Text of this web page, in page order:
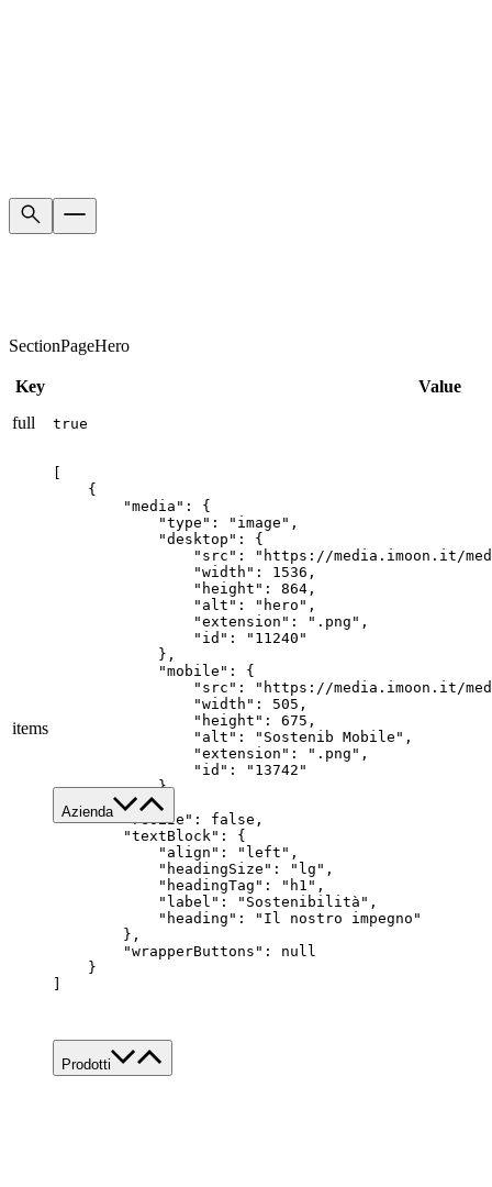
Azienda
Chi siamo
Made in Italy
Sostenibilità
News & Media
Prodotti
SectionPageHero
Key
Value
full
true
items
    {
        "media": {
            "type": "image",
            "desktop": {
"src": "https://media.imoon.it/
                "width": 1536,
                "height": 864,
                "alt": "hero",
                "extension": ".png",
                "id": "11240"
            },
            "mobile": {
"src": "https://media.imoon.it/
                "width": 505,
                "height": 675,
                "alt": "Sostenib Mobile",
                "extension": ".png",
                "id": "13742"
            }
        },
        "resize": false,
        "textBlock": {
            "align": "left",
            "headingSize": "lg",
            "headingTag": "h1",
            "label": "Sostenibilità",
            "heading": "Il nostro impegno"
        },
        "wrapperButtons": null
    }